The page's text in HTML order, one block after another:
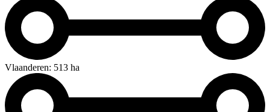
Vlaanderen: 513 ha